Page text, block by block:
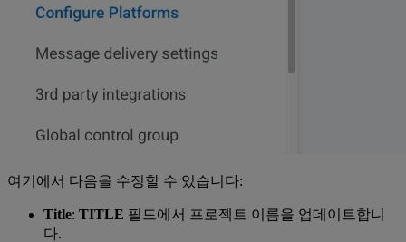
여기에서 다음을 수정할 수 있습니다:
Title: TITLE 필드에서 프로젝트 이름을 업데이트합니
다.